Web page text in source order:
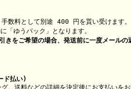
数料として別途 400 円を貰い受けます。
「ゆうパック」となります。
きをご希望の場合、 発送前に一度メールの
ド払い)
、送料などの詳細を決定後にお支払いを